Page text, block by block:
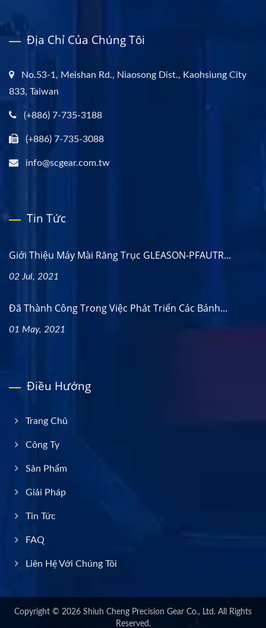
Địa Chỉ Của Chúng Tôi
No.53-1, Meishan Rd., Niaosong Dist., Kaohsiung City
833, Taiwan
(+886) 7-735-3188
(+886) 7-735-3088
info@scgear.com.tw
Tin Tức
Giới Thiệu Máy Mài Răng Trục GLEASON-PFAUTR...
02 Jul, 2021
Đã Thành Công Trong Việc Phát Triển Các Bánh...
01 May, 2021
Điều Hướng
Trang Chủ
Công Ty
Sản Phẩm
Giải Pháp
Tin Tức
FAQ
Liên Hệ Với Chúng Tôi
Copyright © 2026 Shiuh Cheng Precision Gear Co., Ltd. All Rights
Reserved.